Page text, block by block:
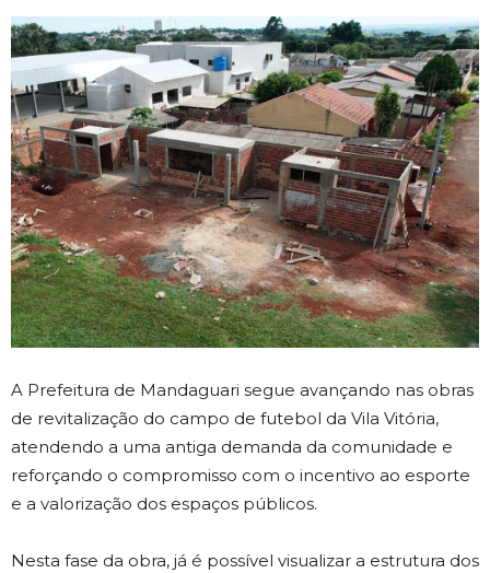
A Prefeitura de Mandaguari segue avançando nas obras
de revitalização do campo de futebol da Vila Vitória,
atendendo a uma antiga demanda da comunidade e
reforçando o compromisso com o incentivo ao esporte
e a valorização dos espaços públicos.
Nesta fase da obra, já é possível visualizar a estrutura dos